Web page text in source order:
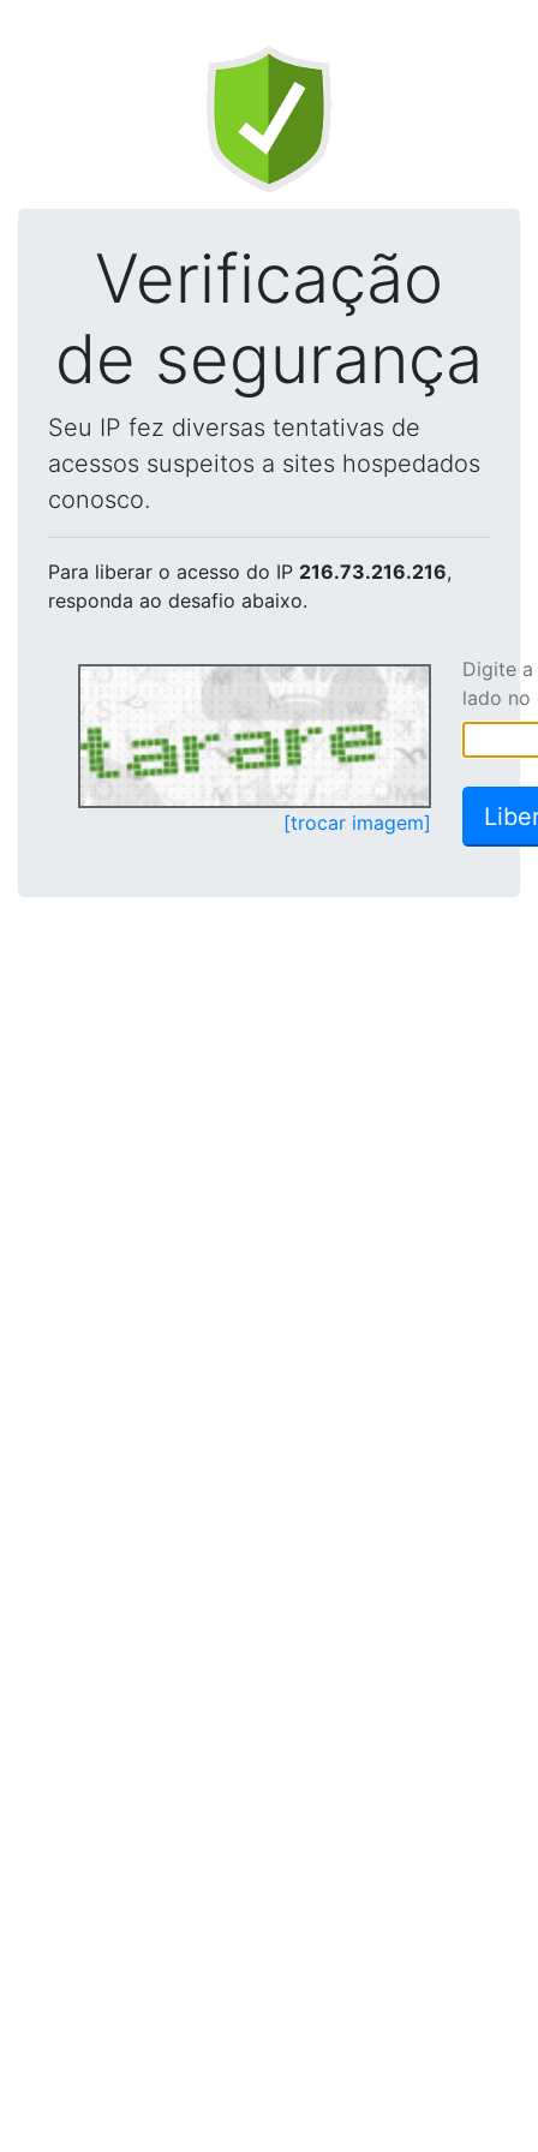
Verificação
de segurança
Seu IP fez diversas tentativas de
acessos suspeitos a sites hospedados
conosco.
Para liberar o acesso do IP 216.73.216.216,
responda ao desafio abaixo.
[trocar imagem]
Digite
lado no